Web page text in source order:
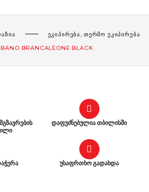
ᲔᲙᲘᲞᲘᲠᲔᲑᲐ , ᲗᲔᲠᲛᲝ ᲔᲙᲘᲞᲘᲠᲔᲑᲐ
BRANCALEONE BLACK
დაფუძნებულია თბილისში
უსაფრთხო გადახდა